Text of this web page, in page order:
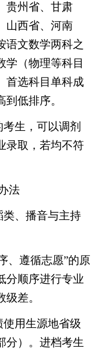
贵州省、甘肃
山西省、河南
语文数学两科之
学（物理等科目
首选科目单科成
低排序。
生，可以调剂
录取，若均不符
法
类、播音与主持
、遵循志愿”的原
分顺序进行专业
差。
用生源地省级
分）。进档考生